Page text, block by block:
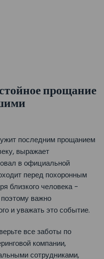
прощание
последним прощанием
выражает
в официальной
перед похоронным
близкого человека -
важно
и уважать это событие.
все заботы по
компании,
сотрудниками,